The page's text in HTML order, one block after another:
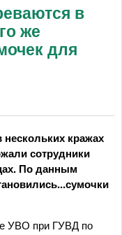
в
же
для
кражах
сотрудники
По данным
УВО при ГУВД по